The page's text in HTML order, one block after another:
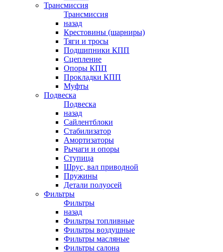
Трансмиссия
Трансмиссия
назад
Крестовины (шарниры)
Тяги и тросы
Подшипники КПП
Сцепление
Опоры КПП
Прокладки КПП
Муфты
Подвеска
Подвеска
назад
Сайлентблоки
Стабилизатор
Амортизаторы
Рычаги и опоры
Ступица
Шрус, вал приводной
Пружины
Детали полуосей
Фильтры
Фильтры
назад
Фильтры топливные
Фильтры воздушные
Фильтры масляные
Фильтры салона